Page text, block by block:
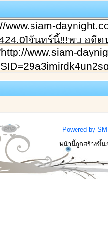
Powered by
หน้านี้ถูกสร้างขึ้น